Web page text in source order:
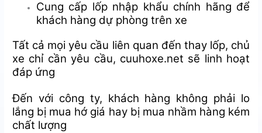
Cung cấp lốp nhập khẩu chính hãng để
khách hàng dự phòng trên xe
Tất cả mọi yêu cầu liên quan đến thay lốp, chủ
xe chỉ cần yêu cầu, cuuhoxe.net sẽ linh hoạt
đáp ứng
Đến với công ty, khách hàng không phải lo
lắng bị mua hớ giá hay bị mua nhầm hàng kém
chất lượng